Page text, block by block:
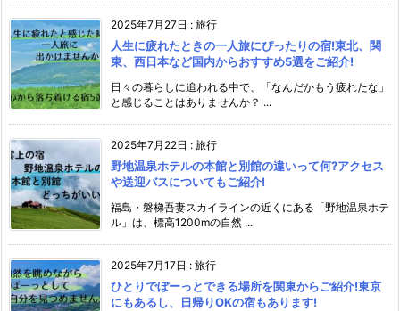
2025年7月27日 : 旅行
人生に疲れたときの一人旅にぴったりの宿!東北、関
東、西日本など国内からおすすめ5選をご紹介!
日々の暮らしに追われる中で、「なんだかもう疲れたな」
と感じることはありませんか？ ...
2025年7月22日 : 旅行
野地温泉ホテルの本館と別館の違いって何?アクセス
や送迎バスについてもご紹介!
福島・磐梯吾妻スカイラインの近くにある「野地温泉ホテ
ル」は、標高1200mの自然 ...
2025年7月17日 : 旅行
ひとりでぼーっとできる場所を関東からご紹介!東京
にもあるし、日帰りOKの宿もあります!